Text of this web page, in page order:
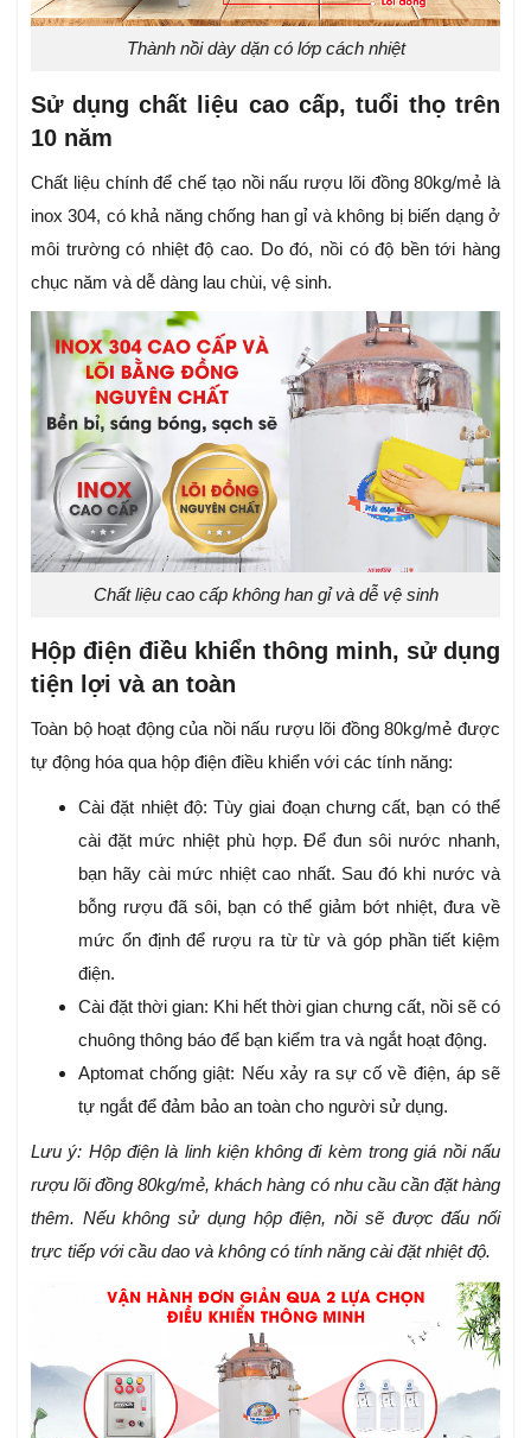
Thành nồi dày dặn có lớp cách nhiệt
Sử dụng chất liệu cao cấp, tuổi thọ trên
10 năm
Chất liệu chính để chế tạo nồi nấu rượu lõi đồng 80kg/mẻ là
inox 304, có khả năng chống han gỉ và không bị biến dạng ở
môi trường có nhiệt độ cao. Do đó, nồi có độ bền tới hàng
chục năm và dễ dàng lau chùi, vệ sinh.
Chất liệu cao cấp không han gỉ và dễ vệ sinh
Hộp điện điều khiển thông minh, sử dụng
tiện lợi và an toàn
Toàn bộ hoạt động của nồi nấu rượu lõi đồng 80kg/mẻ được
tự động hóa qua hộp điện điều khiển với các tính năng:
Cài đặt nhiệt độ: Tùy giai đoạn chưng cất, bạn có thể
cài đặt mức nhiệt phù hợp. Để đun sôi nước nhanh,
bạn hãy cài mức nhiệt cao nhất. Sau đó khi nước và
bỗng rượu đã sôi, bạn có thể giảm bớt nhiệt, đưa về
mức ổn định để rượu ra từ từ và góp phần tiết kiệm
điện.
Cài đặt thời gian: Khi hết thời gian chưng cất, nồi sẽ có
chuông thông báo để bạn kiểm tra và ngắt hoạt động.
Aptomat chống giật: Nếu xảy ra sự cố về điện, áp sẽ
tự ngắt để đảm bảo an toàn cho người sử dụng.
Lưu ý: Hộp điện là linh kiện không đi kèm trong giá nồi nấu
rượu lõi đồng 80kg/mẻ, khách hàng có nhu cầu cần đặt hàng
thêm. Nếu không sử dụng hộp điện, nồi sẽ được đấu nối
trực tiếp với cầu dao và không có tính năng cài đặt nhiệt độ.